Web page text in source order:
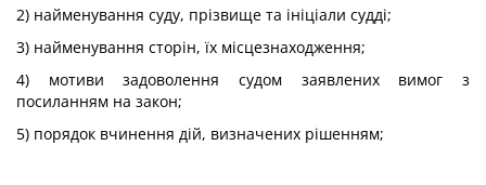
2) найменування суду, прізвище та ініціали судді;
3) найменування сторін, їх місцезнаходження;
4) мотиви задоволення судом заявлених вимог з
посиланням на закон;
5) порядок вчинення дій, визначених рішенням;